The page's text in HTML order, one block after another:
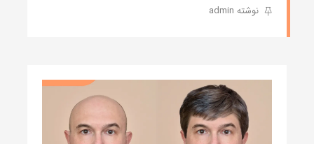
نوشته admin